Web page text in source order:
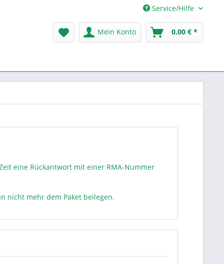
Service/Hilfe
Mein Konto 0,00 € *
eine Rückantwort mit einer RMA-Nummer
nicht mehr dem Paket beilegen.